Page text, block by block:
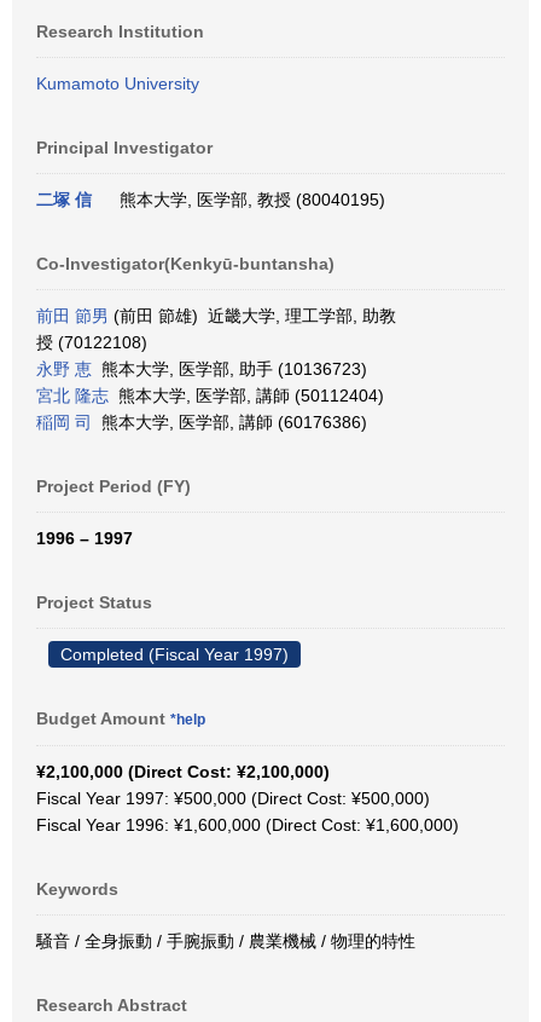
Research Institution
Kumamoto University
Principal Investigator
二塚 信 熊本大学, 医学部, 教授 (80040195)
Co-Investigator(Kenkyū-buntansha)
前田 節男 (前田 節雄) 近畿大学, 理工学部, 助教
授 (70122108)
永野 恵 熊本大学, 医学部, 助手 (10136723)
宮北 隆志 熊本大学, 医学部, 講師 (50112404)
稲岡 司
熊本大学, 医学部, 講師 (60176386)
Project Period (FY)
1996 – 1997
Project Status
Completed (Fiscal Year 1997)
Budget Amount *help
¥2,100,000 (Direct Cost: ¥2,100,000)
Fiscal Year 1997: ¥500,000 (Direct Cost: ¥500,000)
Fiscal Year 1996: ¥1,600,000 (Direct Cost: ¥1,600,000)
Keywords
騒音 / 全身振動 / 手腕振動 / 農業機械 / 物理的特性
Research Abstract